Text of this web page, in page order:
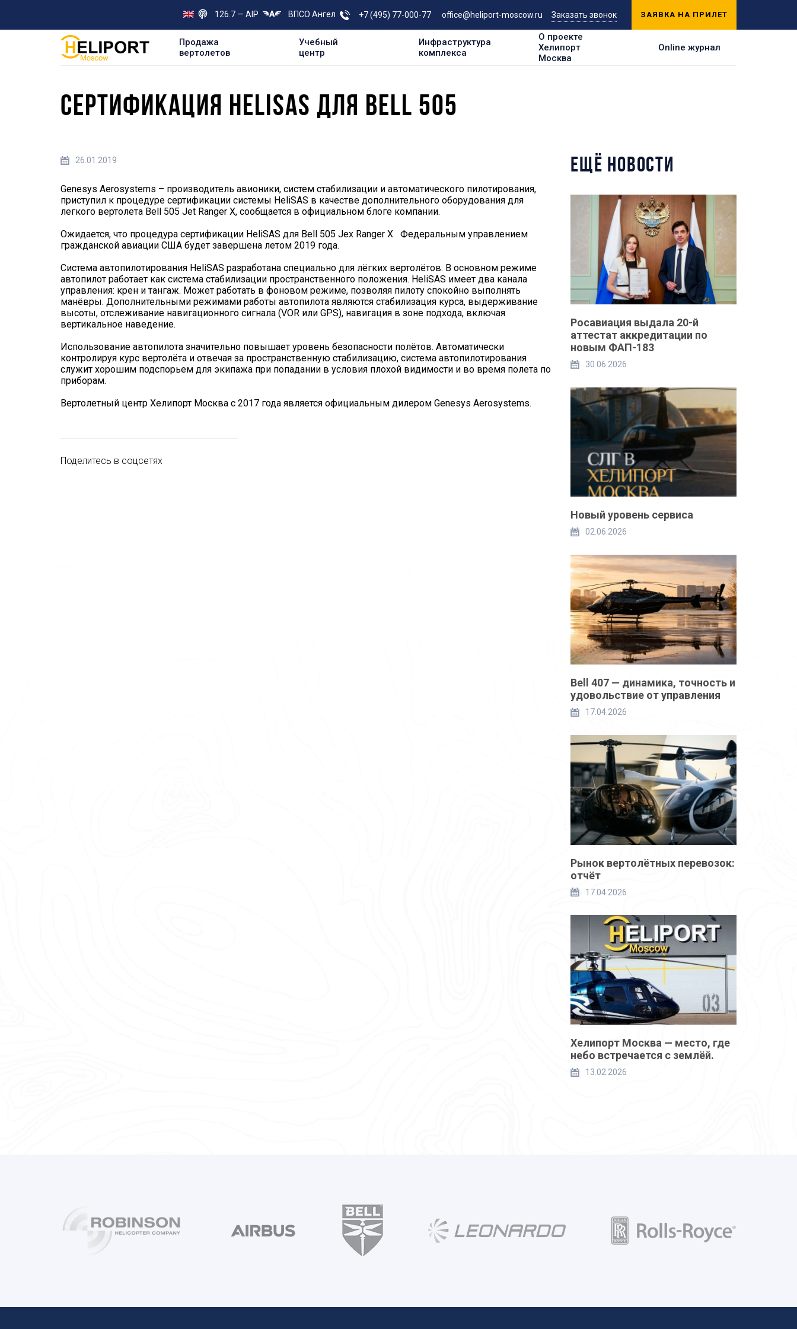
126.7 — AIP ВПСО Ангел +7 (495) 77-000-77 office@heliport-moscow.ru Заказать звонок ЗАЯВКА НА ПРИЛЕТ
Продажа
вертолетов
Учебный
центр
Инфраструктура
комплекса
О проекте
Хелипорт
Москва
Online журнал
СЕРТИФИКАЦИЯ HELISAS ДЛЯ BELL 505
26.01.2019
Genesys Aerosystems – производитель авионики, систем стабилизации и автоматического пилотирования,
приступил к процедуре сертификации системы HeliSAS в качестве дополнительного оборудования для
легкого вертолета Bell 505 Jet Ranger X, сообщается в официальном блоге компании.
Ожидается, что процедура сертификации HeliSAS для Bell 505 Jex Ranger X Федеральным управлением
гражданской авиации США будет завершена летом 2019 года.
Система автопилотирования HeliSAS разработана специально для лёгких вертолётов. В основном режиме
автопилот работает как система стабилизации пространственного положения. HeliSAS имеет два канала
управления: крен и тангаж. Может работать в фоновом режиме, позволяя пилоту спокойно выполнять
манёвры. Дополнительными режимами работы автопилота являются стабилизация курса, выдерживание
высоты, отслеживание навигационного сигнала (VOR или GPS), навигация в зоне подхода, включая
вертикальное наведение.
Использование автопилота значительно повышает уровень безопасности полётов. Автоматически
контролируя курс вертолёта и отвечая за пространственную стабилизацию, система автопилотирования
служит хорошим подспорьем для экипажа при попадании в условия плохой видимости и во время полета по
приборам.
Вертолетный центр Хелипорт Москва с 2017 года является официальным дилером Genesys Aerosystems.
Поделитесь в соцсетях
ЕЩЁ НОВОСТИ
Росавиация выдала 20-й
аттестат аккредитации по
новым ФАП-183
30.06.2026
Новый уровень сервиса
02.06.2026
Bell 407 — динамика, точность и
удовольствие от управления
17.04.2026
Рынок вертолётных перевозок:
отчёт
17.04.2026
Хелипорт Москва — место, где
небо встречается с землёй.
13.02.2026